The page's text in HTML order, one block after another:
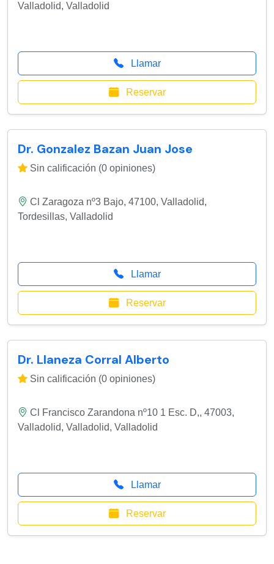
Valladolid, Valladolid
Llamar
Reservar
Dr. Gonzalez Bazan Juan Jose
Sin calificación (0 opiniones)
Cl Zaragoza nº3 Bajo, 47100, Valladolid,
Tordesillas, Valladolid
Llamar
Reservar
Dr. Llaneza Corral Alberto
Sin calificación (0 opiniones)
Cl Francisco Zarandona nº10 1 Esc. D,, 47003,
Valladolid, Valladolid, Valladolid
Llamar
Reservar